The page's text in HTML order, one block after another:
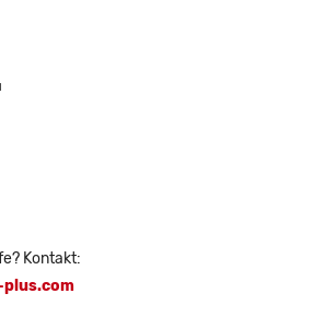
Kontakt:
plus.com